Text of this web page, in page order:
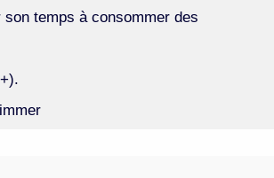
temps à consommer des